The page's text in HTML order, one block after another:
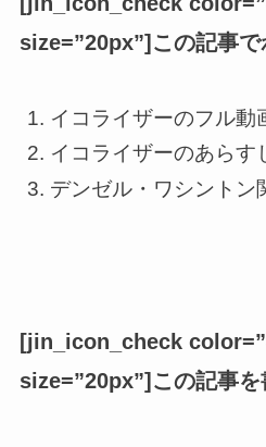
size=”20px”]この記事で
イコライザーのフル動
イコライザーのあらす
デンゼル・ワシントン
[jin_icon_check
size=”20px”]この記事を